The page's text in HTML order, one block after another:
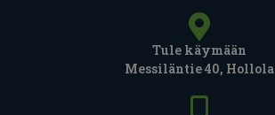
Tule käymään
Messiläntie 40, Hollola